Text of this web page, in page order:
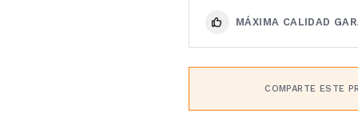
MÁXIMA CALIDAD
COMPARTE ESTE